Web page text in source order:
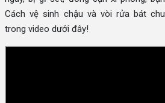
Cách vệ sinh chậu và vòi rửa bát
trong video dưới đây!